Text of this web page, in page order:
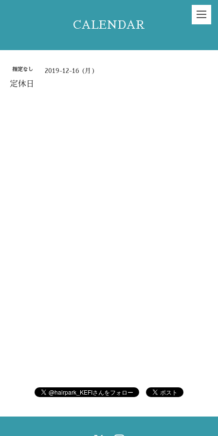
CALENDAR
指定なし 2019-12-16 (月)
定休日